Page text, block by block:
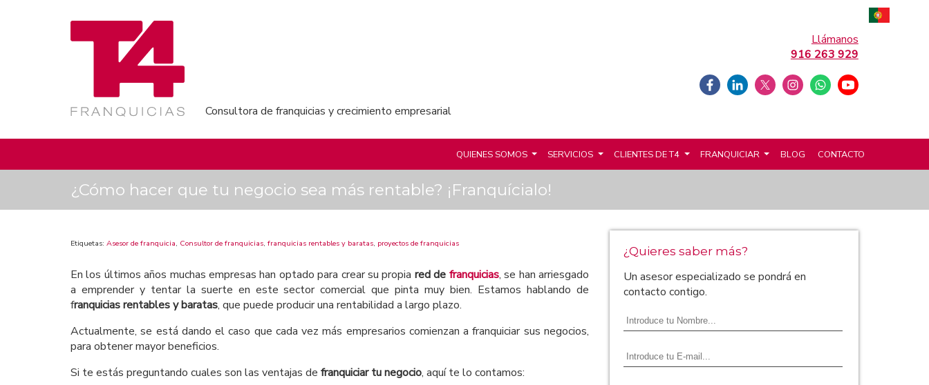
Consultora de franquicias y crecimiento empresarial
Llámanos
916 263 929
QUIENES SOMOS SERVICIOS CLIENTES DE T4 FRANQUICIAR BLOG CONTACTO
¿Cómo hacer que tu negocio sea más rentable? ¡Franquícialo!
Etiquetas: Asesor de franquicia, Consultor de franquicias, franquicias rentables y baratas, proyectos de franquicias
En los últimos años muchas empresas han optado para crear su propia red de franquicias, se han arriesgado
a emprender y tentar la suerte en este sector comercial que pinta muy bien. Estamos hablando de
franquicias rentables y baratas, que puede producir una rentabilidad a largo plazo.
Actualmente, se está dando el caso que cada vez más empresarios comienzan a franquiciar sus negocios,
para obtener mayor beneficios.
Si te estás preguntando cuales son las ventajas de franquiciar tu negocio, aquí te lo contamos:
¿Quieres saber más?
Un asesor especializado se pondrá en
contacto contigo.